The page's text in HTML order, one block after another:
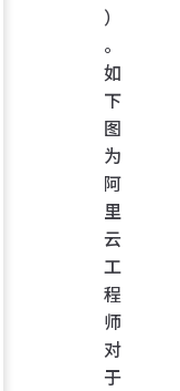
）
。
如
下
图
为
阿
里
云
工
程
师
对
于